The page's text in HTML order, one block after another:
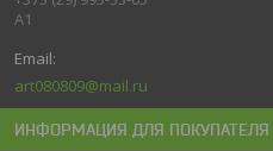
A1
art080809@mail.ru
ИНФОРМАЦИЯ ДЛЯ ПОКУПАТЕЛЯ